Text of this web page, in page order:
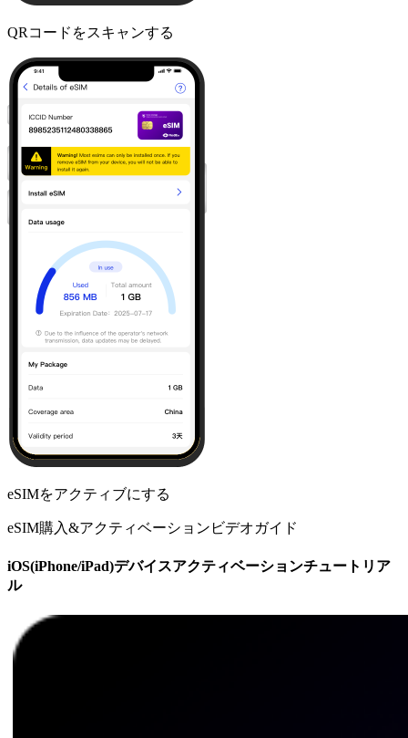
QRコードをスキャンする
eSIMをアクティブにする
eSIM購入&アクティベーションビデオガイド
iOS(iPhone/iPad)デバイスアクティベーションチュートリア
ル